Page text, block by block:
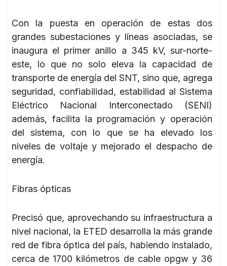
Con la puesta en operación de estas dos
grandes subestaciones y líneas asociadas, se
inaugura el primer anillo a 345 kV, sur-norte-
este, lo que no solo eleva la capacidad de
transporte de energía del SNT, sino que, agrega
seguridad, confiabilidad, estabilidad al Sistema
Eléctrico Nacional Interconectado (SENI)
además, facilita la programación y operación
del sistema, con lo que se ha elevado los
niveles de voltaje y mejorado el despacho de
energía.
Fibras ópticas
Precisó que, aprovechando su infraestructura a
nivel nacional, la ETED desarrolla la más grande
red de fibra óptica del país, habiendo instalado,
cerca de 1700 kilómetros de cable opgw y 36